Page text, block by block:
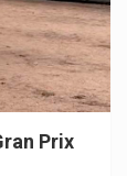
Prix